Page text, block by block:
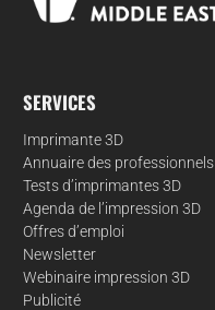
SERVICES
Imprimante 3D
Annuaire des professionnels
Tests d’imprimantes 3D
Agenda de l’impression 3D
Offres d’emploi
Newsletter
Webinaire impression 3D
Publicité